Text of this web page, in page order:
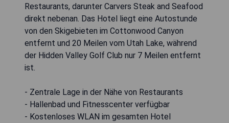
Restaurants, darunter Carvers Steak and Seafood
direkt nebenan. Das Hotel liegt eine Autostunde
von den Skigebieten im Cottonwood Canyon
entfernt und 20 Meilen vom Utah Lake, während
der Hidden Valley Golf Club nur 7 Meilen entfernt
ist.
- Zentrale Lage in der Nähe von Restaurants
- Hallenbad und Fitnesscenter verfügbar
- Kostenloses WLAN im gesamten Hotel